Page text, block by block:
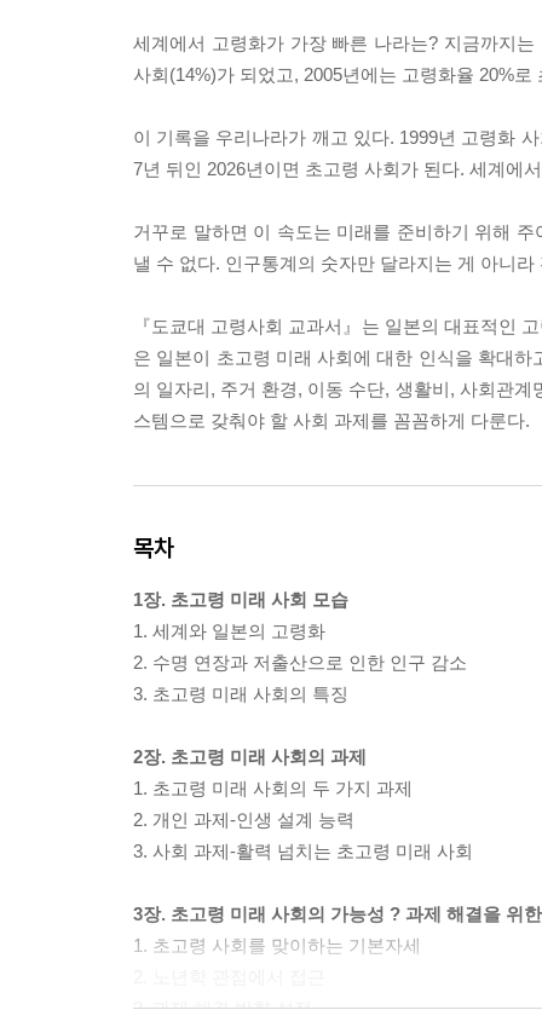
세계에서 고령화가 가장 빠른 나라는? 지금까지
사회(14%)가 되었고, 2005년에는 고령화율 20%로
이 기록을 우리나라가 깨고 있다. 1999년 고령화
7년 뒤인 2026년이면 초고령 사회가 된다. 세계에
거꾸로 말하면 이 속도는 미래를 준비하기 위해
낼 수 없다. 인구통계의 숫자만 달라지는 게 아니
『도쿄대 고령사회 교과서』는 일본의 대표적인
은 일본이 초고령 미래 사회에 대한 인식을 확대
의 일자리, 주거 환경, 이동 수단, 생활비, 사회관
스템으로 갖춰야 할 사회 과제를 꼼꼼하게 다룬다.
목차
1장. 초고령 미래 사회 모습
1. 세계와 일본의 고령화
2. 수명 연장과 저출산으로 인한 인구 감소
3. 초고령 미래 사회의 특징
2장. 초고령 미래 사회의 과제
1. 초고령 미래 사회의 두 가지 과제
2. 개인 과제-인생 설계 능력
3. 사회 과제-활력 넘치는 초고령 미래 사회
3장. 초고령 미래 사회의 가능성 ? 과제 해결을 위
1. 초고령 사회를 맞이하는 기본자세
3. 과제 해결 방향 설정